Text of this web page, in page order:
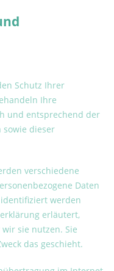
Schutz Ihrer
Ihre
und entsprechend der
sowie dieser
verschiedene
Daten
werden
erläutert,
sie nutzen. Sie
das geschieht.